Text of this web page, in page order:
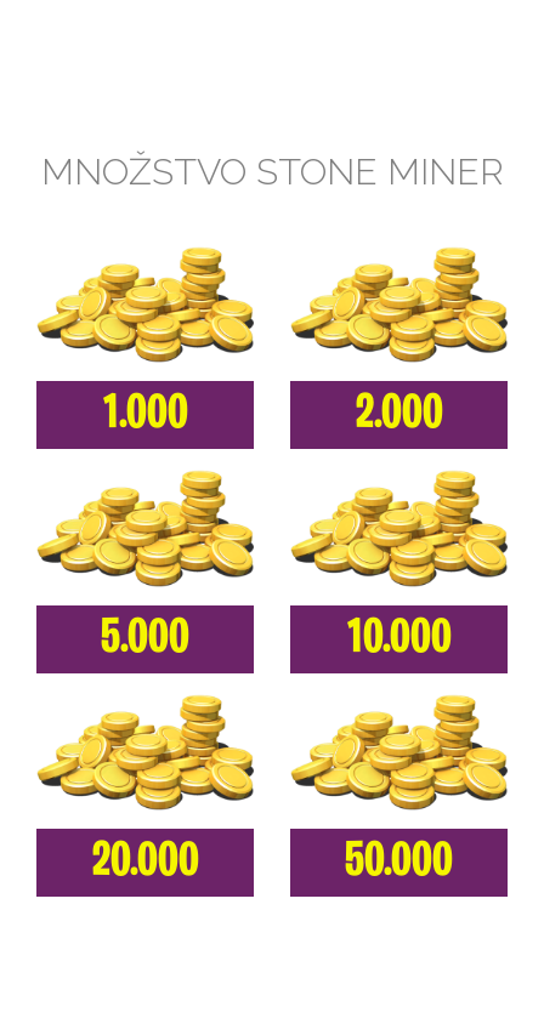
MNOŽSTVO STONE MINER
1.000 2.000
5.000 10.000
20.000 50.000